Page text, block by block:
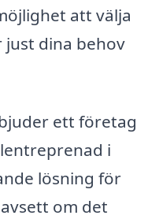
att välja
just dina behov
ett företag
i
lösning för
om det